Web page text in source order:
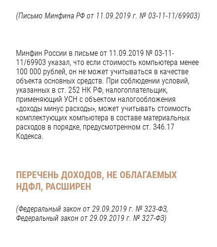
(Письмо Минфина РФ от 11.09.2019 г. № 03-11-11/69903)
Минфин России в письме от 11.09.2019 № 03-11-
11/69903 указал, что если стоимость компьютера менее
100 000 рублей, он не может учитываться в качестве
объекта основных средств. При соблюдении условий,
указанных в ст. 252 НК РФ, налогоплательщик,
применяющий УСН с объектом налогообложения
«доходы минус расходы», может учитывать стоимость
комплектующих компьютера в составе материальных
расходов в порядке, предусмотренном ст. 346.17
Кодекса.
ПЕРЕЧЕНЬ ДОХОДОВ, НЕ ОБЛАГАЕМЫХ
НДФЛ, РАСШИРЕН
(Федеральный закон от 29.09.2019 г. № 323-ФЗ,
Федеральный закон от 29.09.2019 г. № 327-ФЗ)